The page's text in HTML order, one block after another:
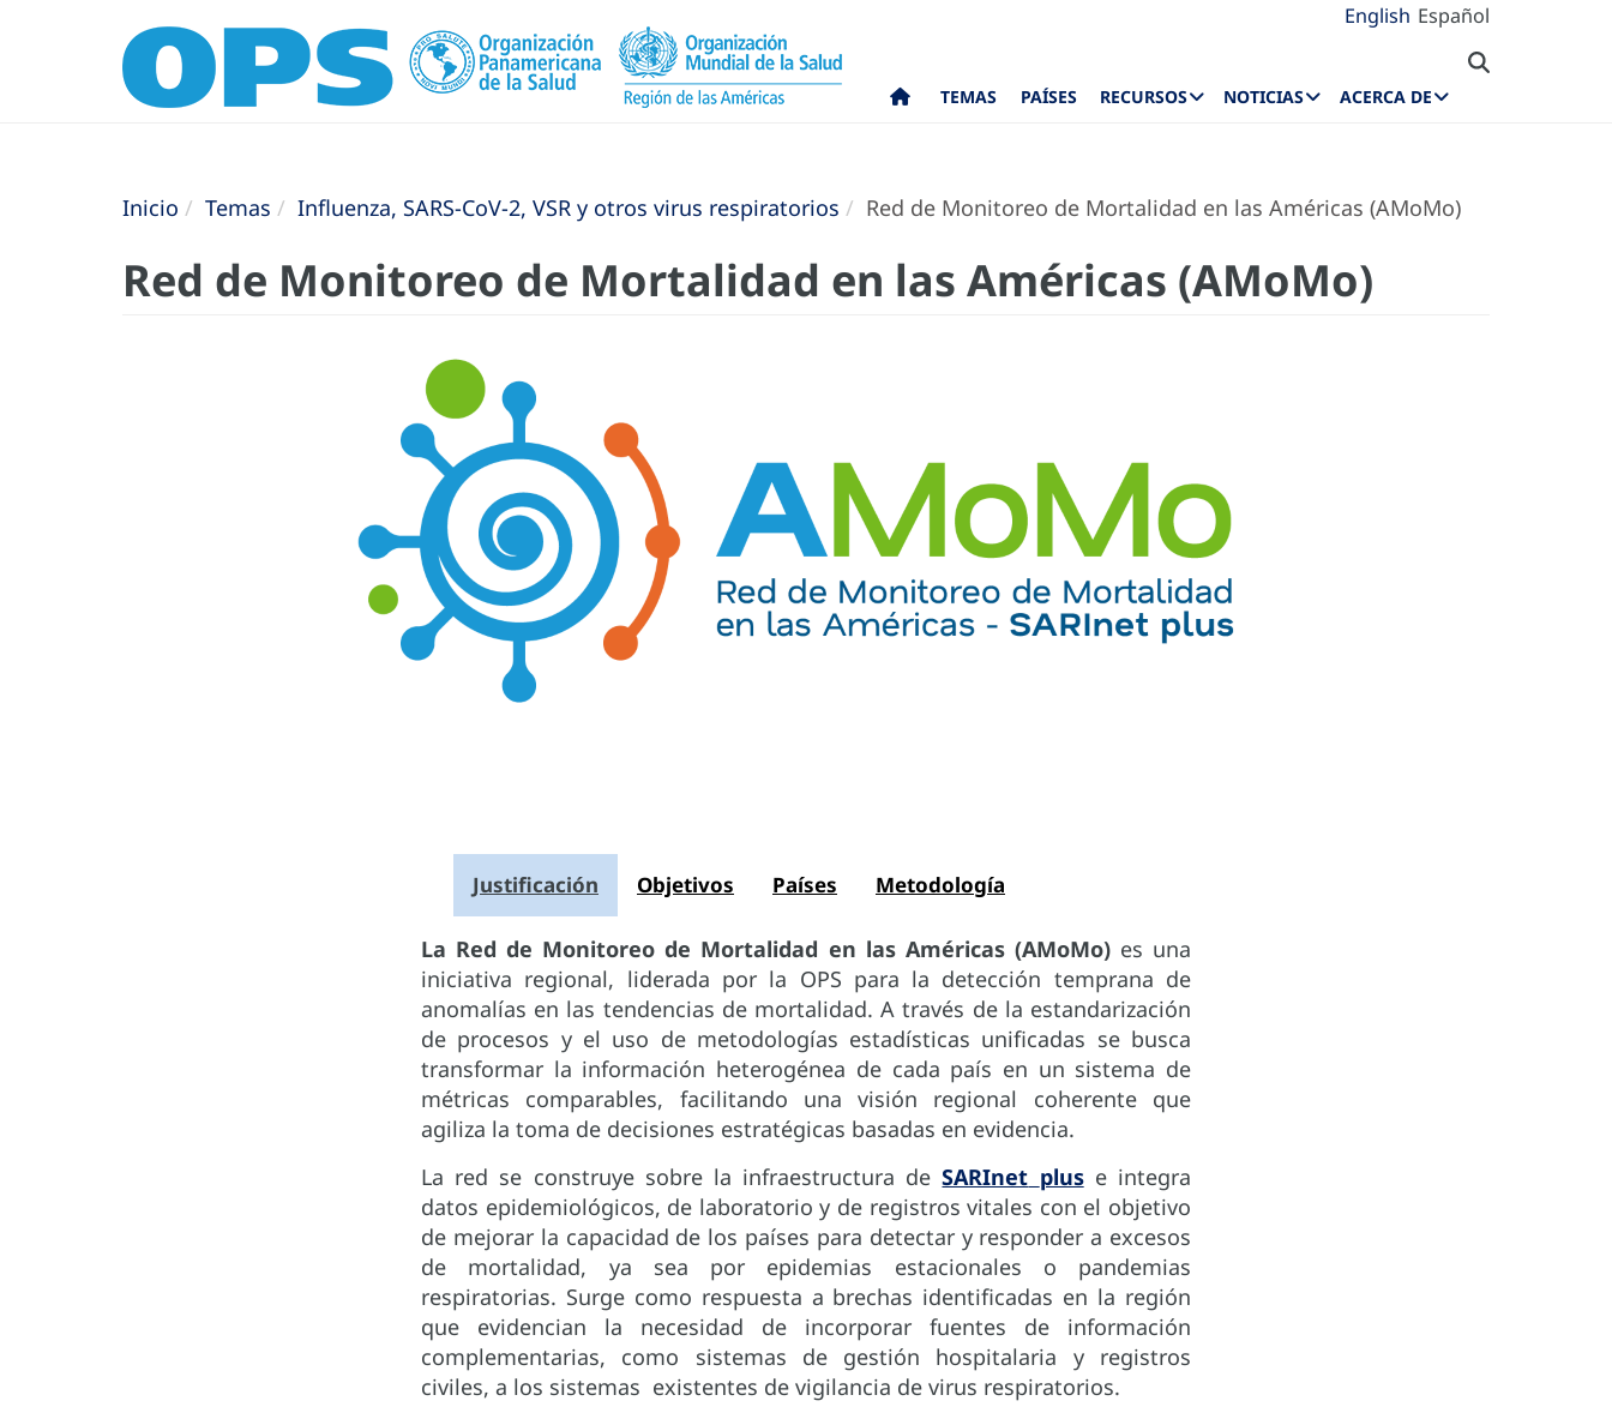
English Español
TEMAS PAÍSES RECURSOS NOTICIAS ACERCA DE
Inicio Temas Influenza, SARS-CoV-2, VSR y otros virus respiratorios Red de Monitoreo de Mortalidad en las Américas (AMoMo)
Red de Monitoreo de Mortalidad en las Américas (AMoMo)
Justificación Objetivos Países Metodología
La Red de Monitoreo de Mortalidad en las Américas (AMoMo)es una
iniciativa regional, liderada por la OPS para la detección temprana de
anomalías en las tendencias de mortalidad. A través de la estandarización
de procesos y el uso de metodologías estadísticas unificadas se busca
transformar la información heterogénea de cada país en un sistema de
métricas comparables, facilitando una visión regional coherente que
agiliza la toma de decisiones estratégicas basadas en evidencia.
La red se construye sobre la infraestructura deSARInet pluse integra
datos epidemiológicos, de laboratorio y de registros vitales con el objetivo
de mejorar la capacidad de los países para detectar y responder a excesos
de mortalidad, ya sea por epidemias estacionales o pandemias
respiratorias. Surge como respuesta a brechas identificadas en la región
que evidencian la necesidad de incorporar fuentes de información
complementarias, como sistemas de gestión hospitalaria y registros
civiles, a los sistemas existentes de vigilancia de virus respiratorios.